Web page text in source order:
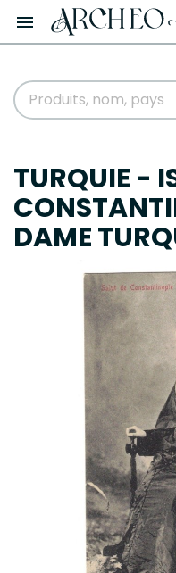

TURQUIE -
DAME